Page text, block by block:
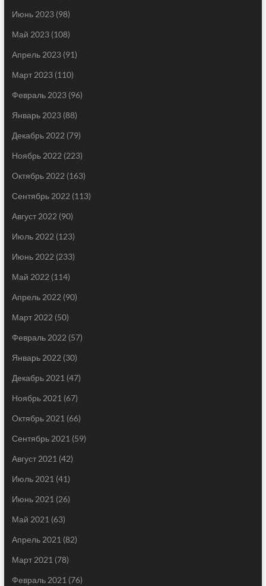
Июнь 2023(98)
Май 2023(108)
Апрель 2023(91)
Март 2023(110)
Февраль 2023(96)
Январь 2023(88)
Декабрь 2022 (79)
Ноябрь 2022 (223)
Октябрь 2022 (163)
Сентябрь 2022 (113)
Август 2022 (90)
Июль 2022 (123)
Июнь 2022 (233)
Май 2022 (114)
Апрель 2022 (90)
Март 2022 (50)
Февраль 2022 (57)
Январь 2022 (30)
Декабрь 2021 (47)
Ноябрь 2021 (67)
Октябрь 2021 (66)
Сентябрь 2021 (59)
Август 2021 (42)
Июль 2021 (41)
Июнь 2021 (26)
Май 2021 (63)
Апрель 2021 (82)
Март 2021 (78)
Февраль 2021 (76)